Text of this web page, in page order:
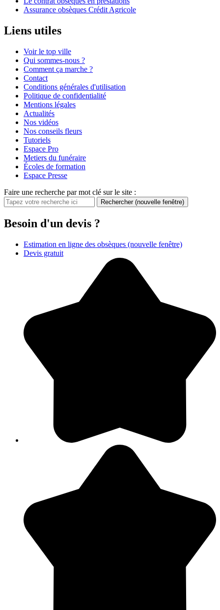
Assurance obsèques Crédit Agricole
Liens utiles
Voir le top ville
Qui sommes-nous ?
Comment ça marche ?
Contact
Conditions générales d'utilisation
Politique de confidentialité
Mentions légales
Actualités
Nos vidéos
Nos conseils fleurs
Tutoriels
Espace Pro
Metiers du funéraire
Écoles de formation
Espace Presse
Faire une recherche par mot clé sur le site :
Rechercher (nouvelle fenêtre)
Besoin d'un devis ?
Estimation en ligne des obsèques (nouvelle fenêtre)
Devis gratuit